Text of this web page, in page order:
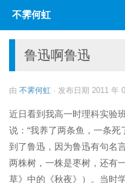
跳至内容
不霁何虹
鲁迅啊鲁迅
由 不霁何虹 · 发布日期 2011 年
近日看到我高一时理科实验
说：“我养了两条鱼，一条死
到了鲁迅，因为鲁迅有句名
两株树，一株是枣树，还有
草》中的《秋夜》）。当时